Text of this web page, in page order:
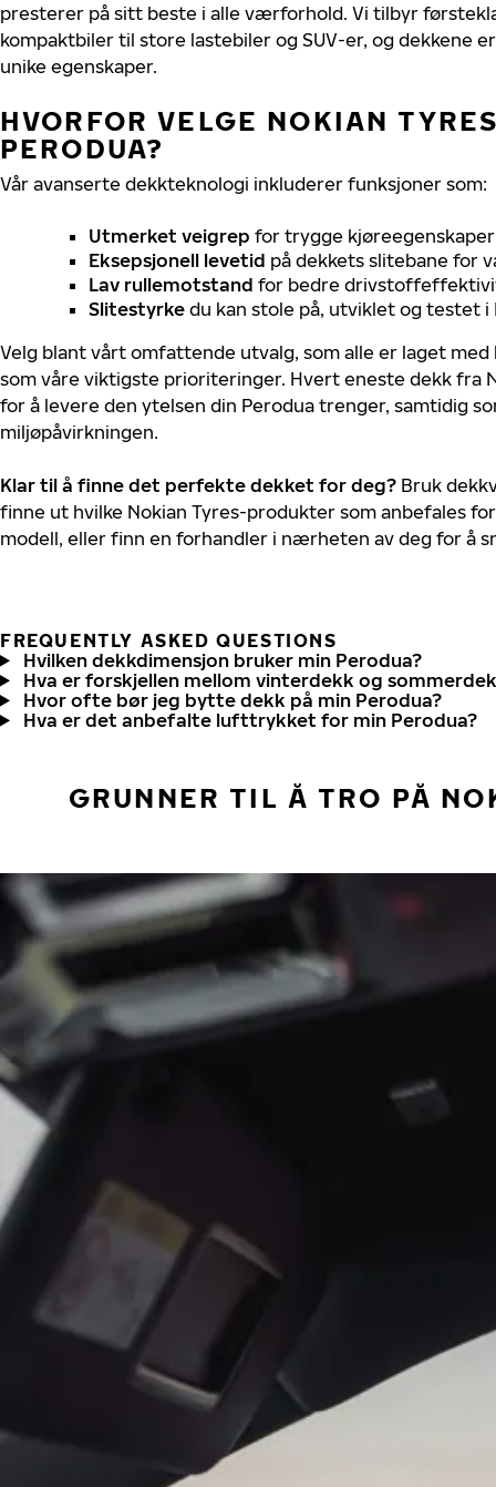
presterer på sitt beste i alle værforhold. Vi tilbyr
kompaktbiler til store lastebiler og SUV-er, og dekkene
unike egenskaper.
HVORFOR VELGE NOKIAN
PERODUA?
Vår avanserte dekkteknologi inkluderer funksjoner som:
Utmerket veigrep for trygge
Eksepsjonell levetid på dekkets slitebane for
Lav rullemotstand for bedre
Slitestyrke du kan stole på, utviklet og testet i
Velg blant vårt omfattende utvalg, som alle er laget
som våre viktigste prioriteringer. Hvert eneste dekk fra
for å levere den ytelsen din Perodua trenger, samtidig
miljøpåvirkningen.
Klar til å finne det perfekte dekket for deg? Bruk
finne ut hvilke Nokian Tyres-produkter som anbefales
modell, eller finn en forhandler i nærheten av deg for å
FREQUENTLY ASKED QUESTIONS
Hvilken dekkdimensjon bruker min Perodua?
Hva er forskjellen mellom vinterdekk og
Hvor ofte bør jeg bytte dekk på min Perodua?
Hva er det anbefalte lufttrykket for min Perodua?
GRUNNER TIL Å TRO PÅ